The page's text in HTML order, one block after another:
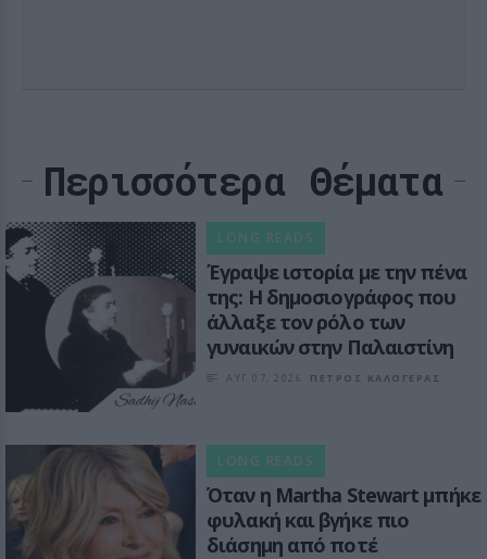
Περισσότερα Θέματα
LONG READS
Έγραψε ιστορία με την πένα
της: Η δημοσιογράφος που
άλλαξε τον ρόλο των
γυναικών στην Παλαιστίνη
ΑΥΓ 07, 2026 ΠΕΤΡΟΣ ΚΑΛΟΓΕΡΑΣ
LONG READS
Όταν η Martha Stewart μπήκε
φυλακή και βγήκε πιο
διάσημη από ποτέ